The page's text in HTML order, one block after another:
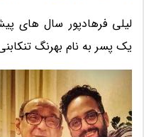
لیلی فرهادپور سال های
یک پسر به نام بهرنگ